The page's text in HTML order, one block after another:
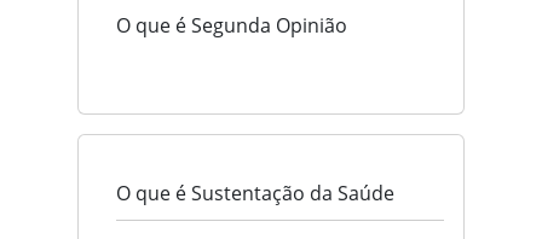
O que é Segunda Opinião
O que é Sustentação da Saúde